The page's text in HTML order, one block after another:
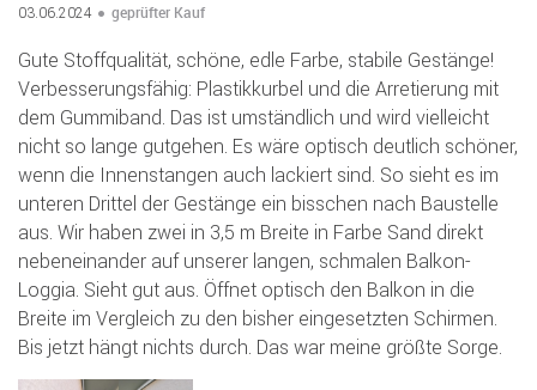
03.06.2024 geprüfter Kauf
Gute Stoffqualität, schöne, edle Farbe, stabile Gestänge!
Verbesserungsfähig: Plastikkurbel und die Arretierung mit
dem Gummiband. Das ist umständlich und wird vielleicht
nicht so lange gutgehen. Es wäre optisch deutlich schöner,
wenn die Innenstangen auch lackiert sind. So sieht es im
unteren Drittel der Gestänge ein bisschen nach Baustelle
aus. Wir haben zwei in 3,5 m Breite in Farbe Sand direkt
nebeneinander auf unserer langen, schmalen Balkon-
Loggia. Sieht gut aus. Öffnet optisch den Balkon in die
Breite im Vergleich zu den bisher eingesetzten Schirmen.
Bis jetzt hängt nichts durch. Das war meine größte Sorge.